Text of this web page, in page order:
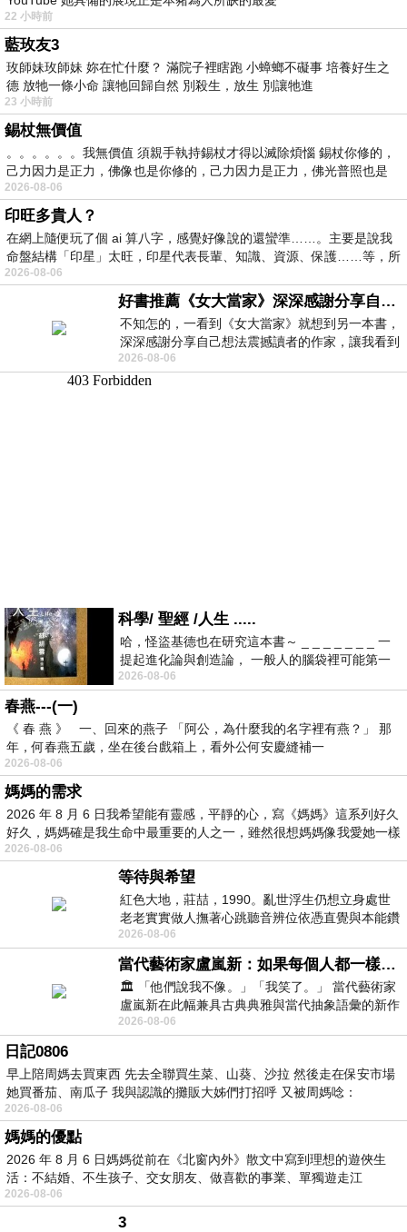
22 小時前
藍玫友3
玫師妹玫師妹 妳在忙什麼？ 滿院子裡瞎跑 小蟑螂不礙事 培養好生之
德 放牠一條小命 讓牠回歸自然 別殺生，放生 別讓牠進
23 小時前
錫杖無價值
。。。。。。我無價值 須親手執持錫杖才得以滅除煩惱 錫杖你修的，
己力因力是正力，佛像也是你修的，己力因力是正力，佛光普照也是
2026-08-06
印旺多貴人？
在網上隨便玩了個 ai 算八字，感覺好像說的還蠻準……。主要是說我
命盤結構「印星」太旺，印星代表長輩、知識、資源、保護……等，所
2026-08-06
好書推薦《女大當家》深深感謝分享自己想法震撼讀者的作家，讓我看到不同樣貌的家庭！
不知怎的，一看到《女大當家》就想到另一本書，
深深感謝分享自己想法震撼讀者的作家，讓我看到
不同樣貌的家庭！ 《女大
2026-08-06
科學/ 聖經 /人生 .....
哈，怪盜基德也在研究這本書～ _ _ _ _ _ _ _ 一
提起進化論與創造論， 一般人的腦袋裡可能第一
時間就有「 進化論很科
2026-08-06
春燕---(一)
《 春 燕 》 一、回來的燕子 「阿公，為什麼我的名字裡有燕？」 那
年，何春燕五歲，坐在後台戲箱上，看外公何安慶縫補一
2026-08-06
媽媽的需求
2026 年 8 月 6 日我希望能有靈感，平靜的心，寫《媽媽》這系列好久
好久，媽媽確是我生命中最重要的人之一，雖然很想媽媽像我愛她一樣
2026-08-06
等待與希望
紅色大地，莊喆，1990。亂世浮生仍想立身處世
老老實實做人撫著心跳聽音辨位依憑直覺與本能鑽
向裂隙的亮處探索另一個心聲另一個共鳴的
2026-08-06
當代藝術家盧嵐新：如果每個人都一樣，這世界該有多無聊？
🏛️ 「他們說我不像。」「我笑了。」 當代藝術家
盧嵐新在此幅兼具古典典雅與當代抽象語彙的新作
中，以沈靜的藍色空間為背景，描繪了
2026-08-06
日記0806
早上陪周媽去買東西 先去全聯買生菜、山葵、沙拉 然後走在保安市場
她買番茄、南瓜子 我與認識的攤販大姊們打招呼 又被周媽唸：
2026-08-06
媽媽的優點
2026 年 8 月 6 日媽媽從前在《北窗內外》散文中寫到理想的遊俠生
活：不結婚、不生孩子、交女朋友、做喜歡的事業、單獨遊走江
湖⋯⋯，
2026-08-06
3